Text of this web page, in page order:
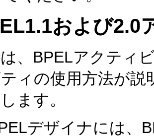
および2.0
、BPELアクティ
ィの使用方法が
ます。
デザイナには、